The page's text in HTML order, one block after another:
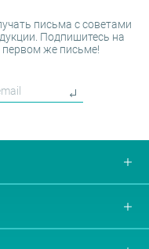
письма с советами
Подпишитесь на
первом же письме!